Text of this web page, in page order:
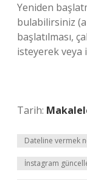
Yeniden
bulabilirsiniz
başlatılması,
isteyerek veya
Tarih:
Dateline vermek
İnstagram